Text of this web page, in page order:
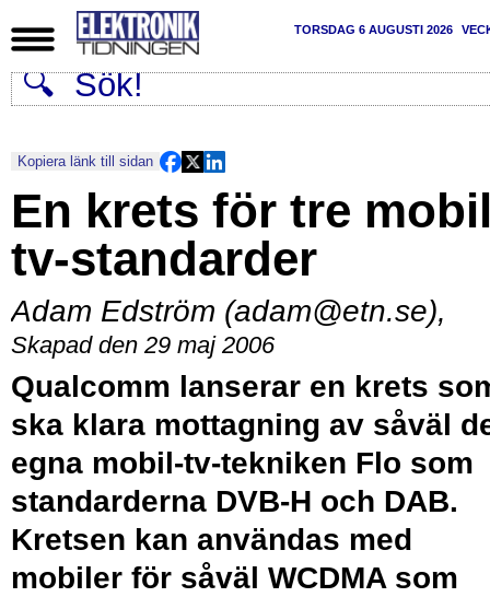
TORSDAG 6 AUGUSTI 2026
Kopiera länk till sidan
En krets för tre
tv-standarder
Adam Edström (adam@etn.se),
Skapad den 29 maj 2006
Qualcomm lanserar en krets
ska klara mottagning av såväl
egna mobil-tv-tekniken Flo som
standarderna DVB-H och DAB.
Kretsen kan användas med
mobiler för såväl WCDMA som